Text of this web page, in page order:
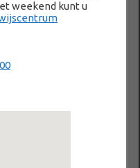
weekend kunt u